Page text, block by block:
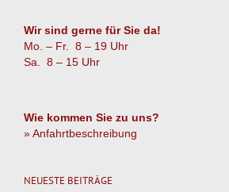
Wir sind gerne für Sie da!
Mo. – Fr. 8 – 19 Uhr
Sa. 8 – 15 Uhr
Wie kommen Sie zu uns?
» Anfahrtbeschreibung
NEUESTE BEITRÄGE